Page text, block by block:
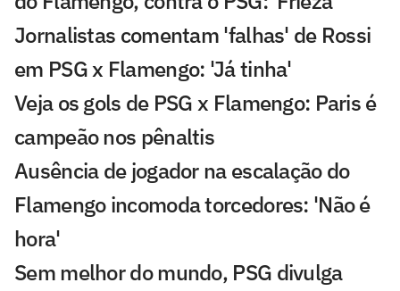
Jornalistas comentam 'falhas' de Rossi
em PSG x Flamengo: 'Já tinha'
Veja os gols de PSG x Flamengo: Paris é
campeão nos pênaltis
Ausência de jogador na escalação do
Flamengo incomoda torcedores: 'Não é
hora'
Sem melhor do mundo, PSG divulga